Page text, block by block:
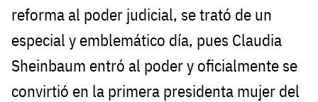
reforma al poder judicial, se trató de un
especial y emblemático día, pues Claudia
Sheinbaum entró al poder y oficialmente se
convirtió en la primera presidenta mujer del